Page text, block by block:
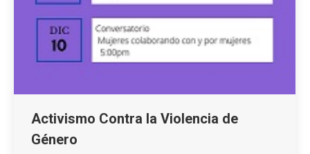
Activismo Contra la Violencia de
Género